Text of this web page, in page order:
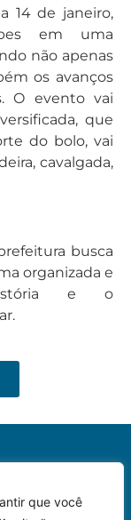
que você
14 de janeiro,
em uma
não apenas
os avanços
O evento vai
que
do bolo, vai
cavalgada,
busca
organizada e
e o